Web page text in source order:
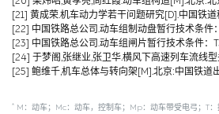
[21] 黄成荣.机车动力学若干问题研究[D].中国铁
[22] 中国铁路总公司.动车组制动盘暂行技术条
[23] 中国铁路总公司.动车组闸片暂行技术条件
[24] 于梦阁,张继业,张卫华.横风下高速列车流线
[25] 鲍维千,机车总体与转向架[M].北京:中国铁道
* M：动车；Mc：动车，控制车；Mp：动车带受电弓；T